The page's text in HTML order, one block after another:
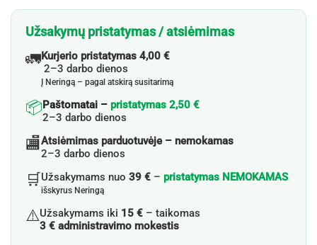
Užsakymų pristatymas / atsiėmimas
🚛Kurjerio pristatymas 4,00 €
2–3 darbo dienos
Į Neringą – pagal atskirą susitarimą
📦Paštomatai – pristatymas 2,50 €
2–3 darbo dienos
🏬Atsiėmimas parduotuvėje – nemokamas
2–3 darbo dienos
🛒Užsakymams nuo 39 € – pristatymas NEMOKAMAS
išskyrus Neringą
⚠️Užsakymams iki 15 € – taikomas
3 € administravimo mokestis